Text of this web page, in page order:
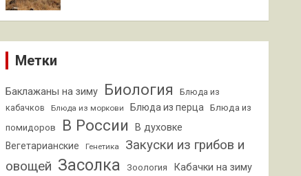
Метки
Баклажаны на зиму Биология
Блюда из
кабачков
Блюда из моркови Блюда из перца
Блюда из
помидоров
В России В духовке
Вегетарианские Генетика
Закуски из грибов и
овощей Засолка Зоология Кабачки на зиму